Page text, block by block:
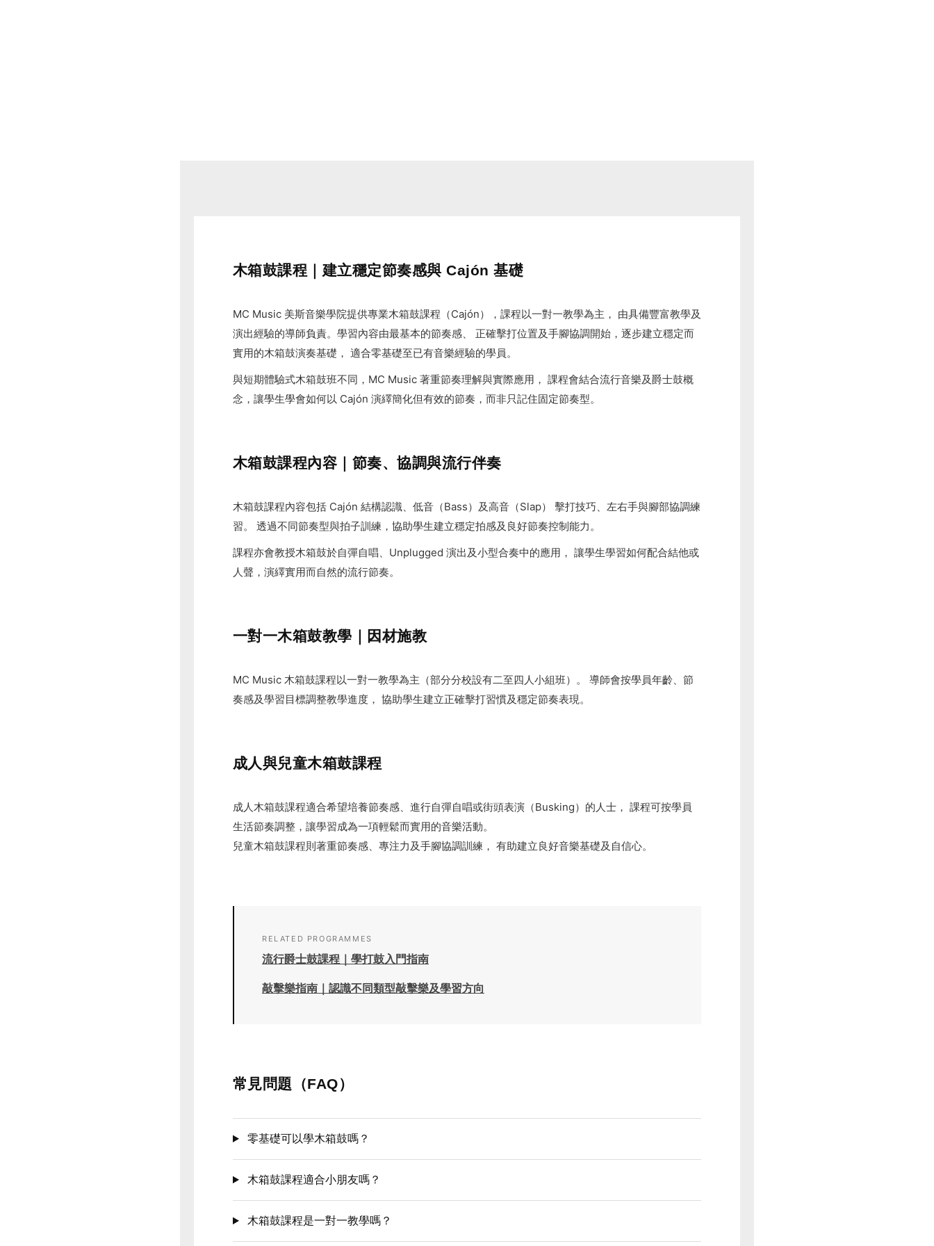
木箱鼓課程｜建立穩定節奏感與 Cajón 基礎
MC Music 美斯音樂學院提供專業木箱鼓課程（Cajón），課程以一對一教學為主， 由具備豐富教學及
演出經驗的導師負責。學習內容由最基本的節奏感、 正確擊打位置及手腳協調開始，逐步建立穩定而
實用的木箱鼓演奏基礎， 適合零基礎至已有音樂經驗的學員。
與短期體驗式木箱鼓班不同，MC Music 著重節奏理解與實際應用， 課程會結合流行音樂及爵士鼓概
念，讓學生學會如何以 Cajón 演繹簡化但有效的節奏，而非只記住固定節奏型。
木箱鼓課程內容｜節奏、協調與流行伴奏
木箱鼓課程內容包括 Cajón 結構認識、低音（Bass）及高音（Slap） 擊打技巧、左右手與腳部協調練
習。 透過不同節奏型與拍子訓練，協助學生建立穩定拍感及良好節奏控制能力。
課程亦會教授木箱鼓於自彈自唱、Unplugged 演出及小型合奏中的應用， 讓學生學習如何配合結他或
人聲，演繹實用而自然的流行節奏。
一對一木箱鼓教學｜因材施教
MC Music 木箱鼓課程以一對一教學為主（部分分校設有二至四人小組班）。 導師會按學員年齡、節
奏感及學習目標調整教學進度， 協助學生建立正確擊打習慣及穩定節奏表現。
成人與兒童木箱鼓課程
成人木箱鼓課程適合希望培養節奏感、進行自彈自唱或街頭表演（Busking）的人士， 課程可按學員
生活節奏調整，讓學習成為一項輕鬆而實用的音樂活動。
兒童木箱鼓課程則著重節奏感、專注力及手腳協調訓練， 有助建立良好音樂基礎及自信心。
RELATED PROGRAMMES
流行爵士鼓課程｜學打鼓入門指南
敲擊樂指南｜認識不同類型敲擊樂及學習方向
常見問題（FAQ）
零基礎可以學木箱鼓嗎？
木箱鼓課程適合小朋友嗎？
木箱鼓課程是一對一教學嗎？